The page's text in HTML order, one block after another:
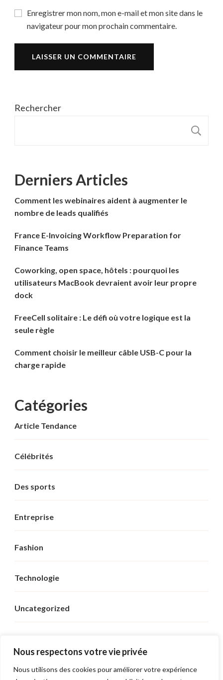
Nous respectons votre vie privée
Nous utilisons des cookies pour améliorer votre expérience
Enregistrer mon nom, mon e-mail et mon site dans le
navigateur pour mon prochain commentaire.
Rechercher
Derniers Articles
Comment les webinaires aident à augmenter le
nombre de leads qualifiés
France E-Invoicing Workflow Preparation for
Finance Teams
Coworking, open space, hôtels : pourquoi les
utilisateurs MacBook devraient avoir leur propre
dock
FreeCell solitaire : Le défi où votre logique est la
seule règle
Comment choisir le meilleur câble USB-C pour la
charge rapide
Catégories
Article Tendance
Célébrités
Des sports
Entreprise
Fashion
Technologie
Uncategorized